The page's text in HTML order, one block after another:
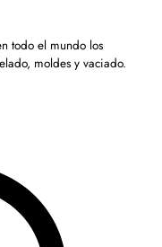
todo el mundo los
moldes y vaciado.